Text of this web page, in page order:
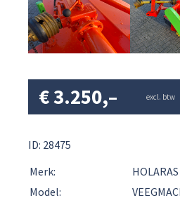
€3.250,– excl. btw
ID: 28475
Merk:
HOLARAS
Model: